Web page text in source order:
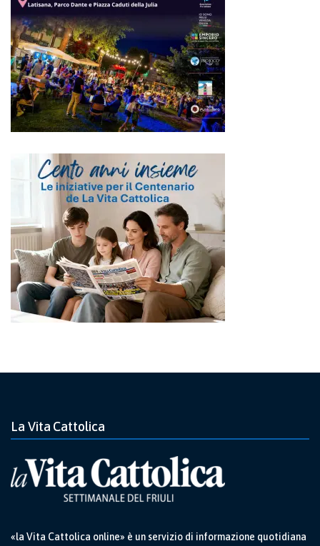
La Vita Cattolica
«la Vita Cattolica online» è un servizio di informazione quotidiana